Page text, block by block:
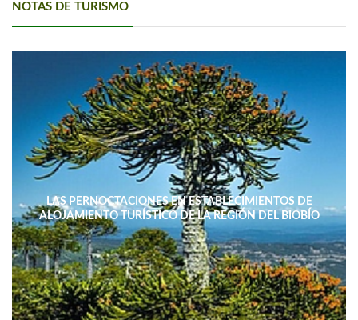
NOTAS DE TURISMO
LAS PERNOCTACIONES EN ESTABLECIMIENTOS DE
ALOJAMIENTO TURÍSTICO DE LA REGIÓN DEL BIOBÍO
DISMINUYERON 15,4% INTERANUAL